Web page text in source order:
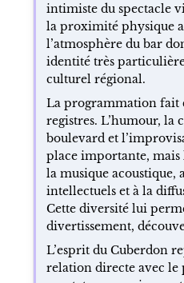
intimiste du spectacle
la proximité physique
l’atmosphère du bar
identité très
culturel régional.
La programmation fait
registres. L’humour, la
boulevard et
place importante, mais
la musique acoustique,
intellectuels et à la
Cette diversité lui
divertissement,
L’esprit du Cuberdon
relation directe avec le